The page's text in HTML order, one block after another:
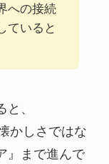
への接続
ていると
、
かしさではな
』まで進んで